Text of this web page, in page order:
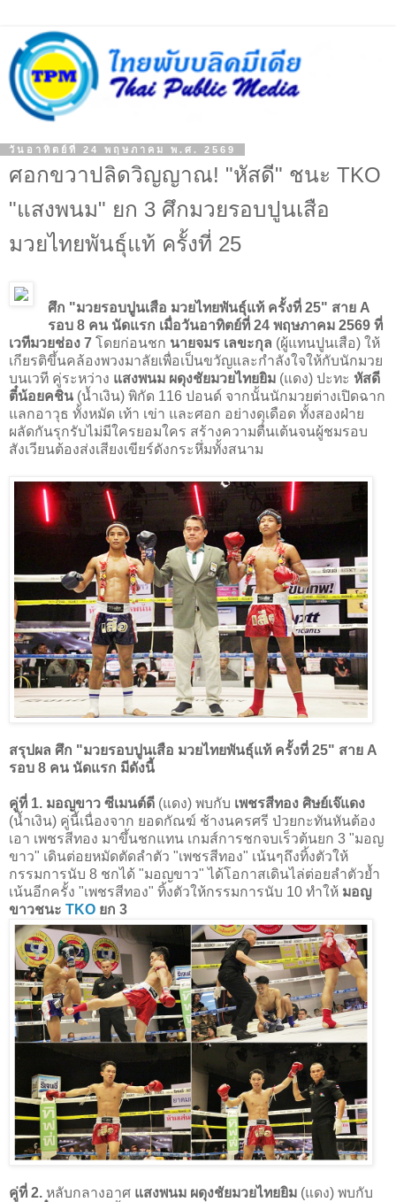
วันอาทิตย์ที่ 24 พฤษภาคม พ.ศ. 2569
ศอกขวาปลิดวิญญาณ! "หัสดี" ชนะ TKO
"แสงพนม" ยก 3 ศึกมวยรอบปูนเสือ
มวยไทยพันธุ์แท้ ครั้งที่ 25
ศึก "มวยรอบปูนเสือ มวยไทยพันธุ์แท้ ครั้งที่ 25" สาย A
รอบ 8 คน นัดแรก เมื่อวันอาทิตย์ที่ 24 พฤษภาคม 2569 ที่
เวทีมวยช่อง 7 โดยก่อนชก นายจมร เลขะกุล (ผู้แทนปูนเสือ) ให้
เกียรติขึ้นคล้องพวงมาลัยเพื่อเป็นขวัญและกำลังใจให้กับนักมวย
บนเวที คู่ระหว่าง แสงพนม ผดุงชัยมวยไทยยิม (แดง) ปะทะ หัสดี
ตี๋น้อยคชิน (น้ำเงิน) พิกัด 116 ปอนด์ จากนั้นนักมวยต่างเปิดฉาก
แลกอาวุธ ทั้งหมัด เท้า เข่า และศอก อย่างดุเดือด ทั้งสองฝ่าย
ผลัดกันรุกรับไม่มีใครยอมใคร สร้างความตื่นเต้นจนผู้ชมรอบ
สังเวียนต้องส่งเสียงเขียร์ดังกระหึ่มทั้งสนาม
สรุปผล ศึก "มวยรอบปูนเสือ มวยไทยพันธุ์แท้ ครั้งที่ 25" สาย A
รอบ 8 คน นัดแรก มีดังนี้
คู่ที่ 1. มอญขาว ซีเมนต์ดี (แดง) พบกับ เพชรสีทอง ศิษย์เจ๊แดง
(น้ำเงิน) คู่นี้เนื่องจาก ยอดกัณฆ์ ช้างนครศรี ป่วยกะทันหันต้อง
เอา เพชรสีทอง มาขึ้นชกแทน เกมส์การชกจบเร็วต้นยก 3 "มอญ
ขาว" เดินต่อยหมัดตัดลำตัว "เพชรสีทอง" เน้นๆถึงทิ้งตัวให้
กรรมการนับ 8 ชกได้ "มอญขาว" ได้โอกาสเดินไล่ต่อยลำตัวย้ำ
เน้นอีกครั้ง "เพชรสีทอง" ทิ้งตัวให้กรรมการนับ 10 ทำให้ มอญ
ขาวชนะ TKO ยก 3
คู่ที่ 2. หลับกลางอาศ แสงพนม ผดุงชัยมวยไทยยิม (แดง) พบกับ